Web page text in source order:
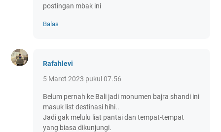
postingan mbak ini
Balas
Rafahlevi
5 Maret 2023 pukul 07.56
Belum pernah ke Bali jadi monumen bajra shandi ini
masuk list destinasi hihi..
Jadi gak melulu liat pantai dan tempat-tempat
yang biasa dikunjungi.